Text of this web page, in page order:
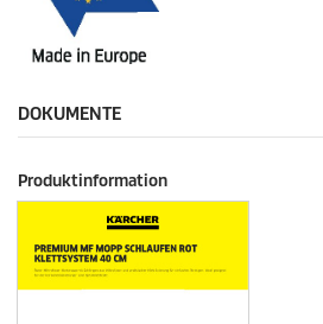
DOKUMENTE
Produktinformation